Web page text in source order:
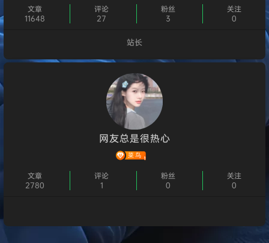
文章
11648
评论
27
粉丝
3
关注
0
站长
个人主页
网友总是很热心
文章
2780
评论
1
粉丝
0
关注
0